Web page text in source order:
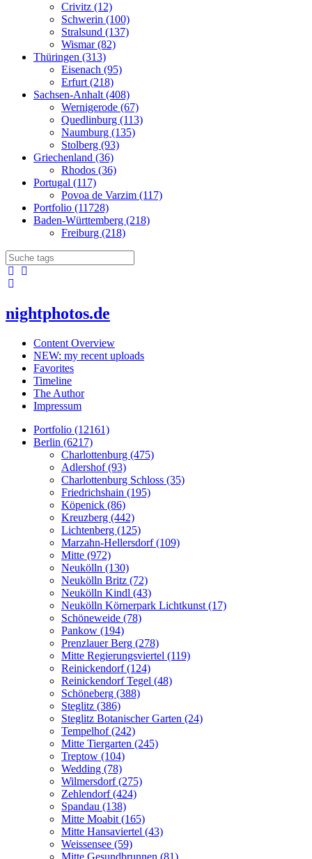
Crivitz (12)
Schwerin (100)
Stralsund (137)
Wismar (82)
Thüringen (313)
Eisenach (95)
Erfurt (218)
Sachsen-Anhalt (408)
Wernigerode (67)
Quedlinburg (113)
Naumburg (135)
Stolberg (93)
Griechenland (36)
Rhodos (36)
Portugal (117)
Povoa de Varzim (117)
Portfolio (11728)
Baden-Württemberg (218)
Freiburg (218)
nightphotos.de
Content Overview
NEW: my recent uploads
Favorites
Timeline
The Author
Impressum
Portfolio (12161)
Berlin (6217)
Charlottenburg (475)
Adlershof (93)
Charlottenburg Schloss (35)
Friedrichshain (195)
Köpenick (86)
Kreuzberg (442)
Lichtenberg (125)
Marzahn-Hellersdorf (109)
Mitte (972)
Neukölln (130)
Neukölln Britz (72)
Neukölln Kindl (43)
Neukölln Körnerpark Lichtkunst (17)
Schöneweide (78)
Pankow (194)
Prenzlauer Berg (278)
Mitte Regierungsviertel (119)
Reinickendorf (124)
Reinickendorf Tegel (48)
Schöneberg (388)
Steglitz (386)
Steglitz Botanischer Garten (24)
Tempelhof (242)
Mitte Tiergarten (245)
Treptow (104)
Wedding (78)
Wilmersdorf (275)
Zehlendorf (424)
Spandau (138)
Mitte Moabit (165)
Mitte Hansaviertel (43)
Weissensee (59)
Mitte Gesundbrunnen (81)